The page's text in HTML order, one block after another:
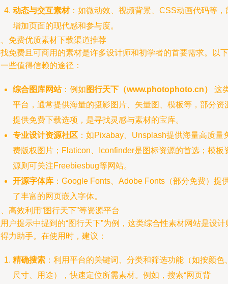
动态与交互素材：如微动效、视频背景、CSS动画代码等，
增加页面的现代感和参与度。
免费优质素材下载渠道推荐
免费且可商用的素材是许多设计师和初学者的首要需求。以下
些值得信赖的途径：
综合图库网站：例如 图行天下（www.photophoto.cn）
这
平台，通常提供海量的摄影图片、矢量图、模板等，部分资
提供免费下载选项，是寻找灵感与素材的宝库。
专业设计资源社区 ：如Pixabay、Unsplash提供海量高质量
费版权图片；Flaticon、Iconfinder是图标资源的首选；模板
源则可关注Freebiesbug等网站。
开源字体库 ：Google Fonts、Adobe Fonts（部分免费）提
了丰富的网页嵌入字体。
高效利用“图行天下”等资源平台
户提示中提到的“图行天下”为例，这类综合性素材网站是设计
力助手。在使用时，建议：
精确搜索 ：利用平台的关键词、分类和筛选功能（如按颜色
尺寸、用途），快速定位所需素材。例如，搜索“网页背